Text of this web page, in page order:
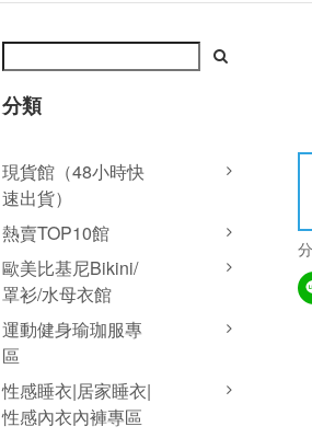
分類
現貨館（48小時快
速出貨）
熱賣TOP10館
歐美比基尼Bikini/
罩衫/水母衣館
運動健身瑜珈服專
區
性感睡衣|居家睡衣|
性感內衣內褲專區